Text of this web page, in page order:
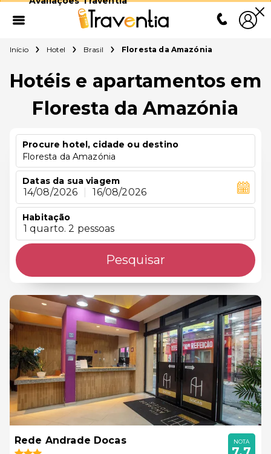
Início Hotel Brasil Floresta da Amazónia
Hotéis e apartamentos em
Floresta da Amazónia
Procure hotel, cidade ou destino
Floresta da Amazónia
Datas da sua viagem
14/08/2026 16/08/2026
Habitação
1 quarto. 2 pessoas
Pesquisar
Rede Andrade Docas NOTA